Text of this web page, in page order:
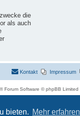
bieten. Mehr erfahren
die
als auch
Impressum
Kontakt
® Forum Software © phpBB Limited